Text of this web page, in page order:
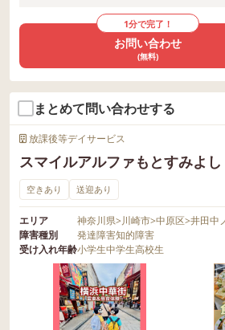
1分で完了！
お問い合わせ
(無料)
まとめて問い合わせする
放課後等デイサービス
スマイルアルファもとすみよし
空きあり 送迎あり
エリア 神奈川県>川崎市>中原区>井田中
障害種別
発達障害知的障害
受け入れ年齢小学生中学生高校生